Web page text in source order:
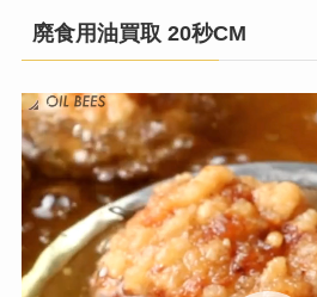
廃食用油買取 20秒CM
動
画
プ
レ
ー
ヤ
ー